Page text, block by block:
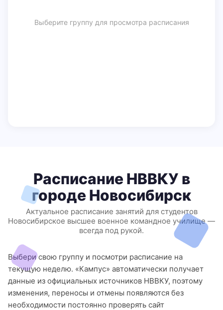
Выберите группу для просмотра расписания
Расписание НВВКУ в
городе Новосибирск
Актуальное расписание занятий для студентов
Новосибирское высшее военное командное училище —
всегда под рукой.
Выбери свою группу и посмотри расписание на
текущую неделю. «Кампус» автоматически получает
данные из официальных источников НВВКУ, поэтому
изменения, переносы и отмены появляются без
необходимости постоянно проверять сайт